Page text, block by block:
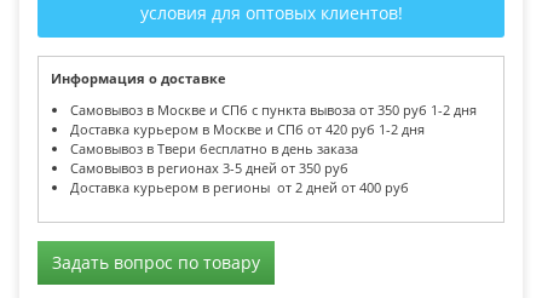
условия для оптовых клиентов!
Информация о доставке
Самовывоз в Москве и СПб с пункта вывоза от 350 руб 1-2 дня
Доставка курьером в Москве и СПб от 420 руб 1-2 дня
Самовывоз в Твери бесплатно в день заказа
Самовывоз в регионах 3-5 дней от 350 руб
Доставка курьером в регионы от 2 дней от 400 руб
Задать вопрос по товару